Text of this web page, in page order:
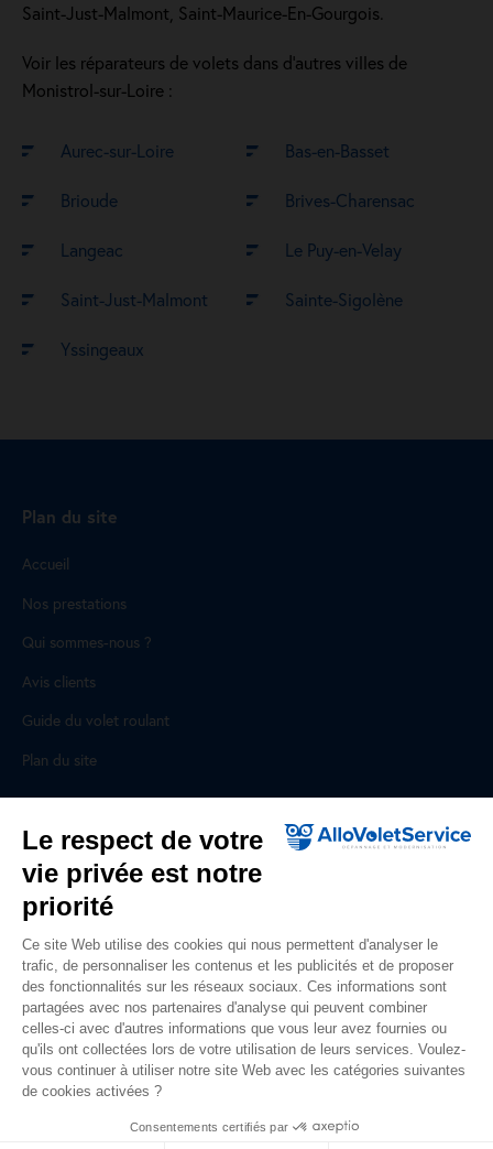
Saint-Just-Malmont, Saint-Maurice-En-Gourgois.
Voir les réparateurs de volets dans d’autres villes de
Monistrol-sur-Loire :
Aurec-sur-Loire Bas-en-Basset
Brioude Brives-Charensac
Langeac Le Puy-en-Velay
Saint-Just-Malmont Sainte-Sigolène
Yssingeaux
Plan du site
Accueil
Nos prestations
Qui sommes-nous ?
Avis clients
Guide du volet roulant
Plan du site
Pour les professionnels
Professionnels, des prestations ad hoc
Rejoignez un réseau national, nous recrutons !
Liens utiles
Mentions légales
Données personnelles
Le respect de votre
vie privée est notre
priorité
Ce site Web utilise des cookies qui nous permettent d'analyser le
trafic, de personnaliser les contenus et les publicités et de proposer
des fonctionnalités sur les réseaux sociaux. Ces informations sont
partagées avec nos partenaires d'analyse qui peuvent combiner
celles-ci avec d'autres informations que vous leur avez fournies ou
qu'ils ont collectées lors de votre utilisation de leurs services. Voulez-
vous continuer à utiliser notre site Web avec les catégories suivantes
de cookies activées ?
Consentements certifiés par